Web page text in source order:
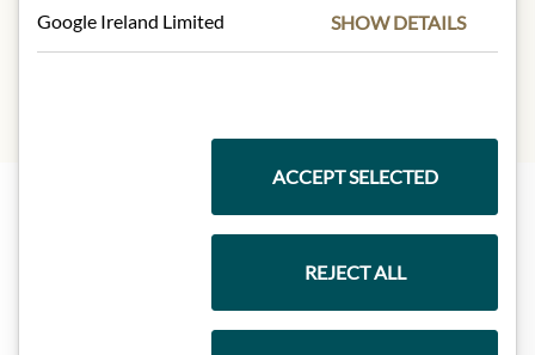
Salt:0,25g
Nejlepší z našeho sortimentu
Google Ireland Limited SHOW DETAILS
ACCEPT SELECTED
REJECT ALL